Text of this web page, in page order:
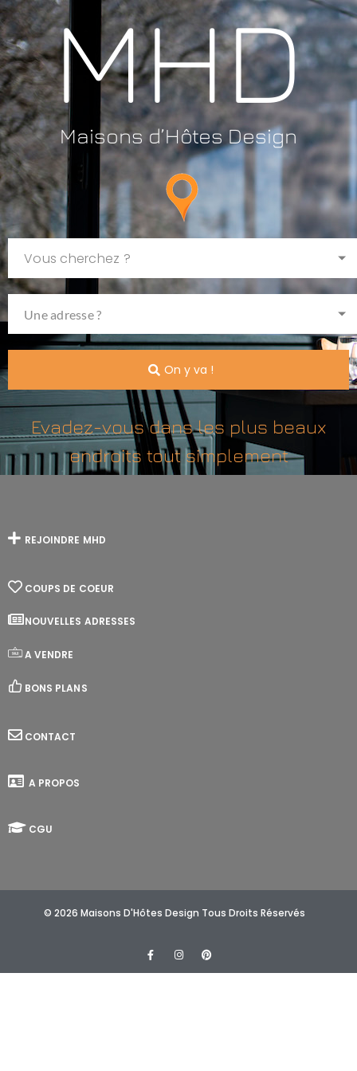
MHD
Maisons d’Hôtes Design
On y va !
Evadez-vous dans les plus beaux
endroits tout simplement
REJOINDRE MHD
COUPS DE COEUR
NOUVELLES ADRESSES
A VENDRE
BONS PLANS
CONTACT
A PROPOS
CGU
© 2026 Maisons D'Hôtes Design Tous Droits Réservés